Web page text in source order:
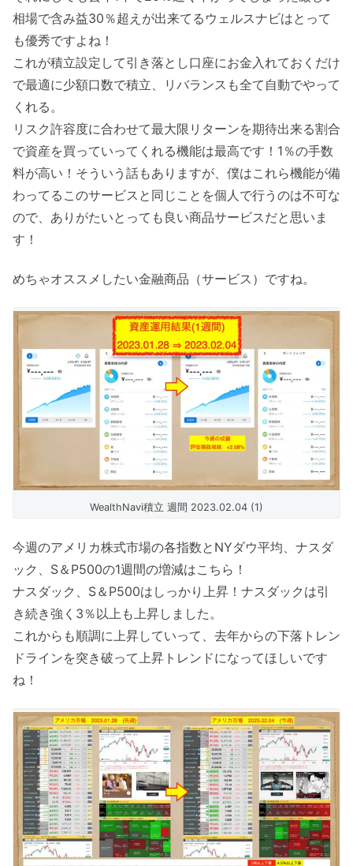
相場で含み益30％超えが出来てるウェルスナビはとって
も優秀ですよね！
これが積立設定して引き落とし口座にお金入れておくだけ
で最適に少額口数で積立、リバランスも全て自動でやって
くれる。
リスク許容度に合わせて最大限リターンを期待出来る割合
で資産を買っていってくれる機能は最高です！1％の手数
料が高い！そういう話もありますが、僕はこれら機能が備
わってるこのサービスと同じことを個人で行うのは不可な
ので、ありがたいとっても良い商品サービスだと思いま
す！
めちゃオススメしたい金融商品（サービス）ですね。
WealthNavi積立 週間 2023.02.04 (1)
今週のアメリカ株式市場の各指数とNYダウ平均、ナスダ
ック、S＆P500の1週間の増減はこちら！
ナスダック、S＆P500はしっかり上昇！ナスダックは引
き続き強く3％以上も上昇しました。
これからも順調に上昇していって、去年からの下落トレン
ドラインを突き破って上昇トレンドになってほしいです
ね！